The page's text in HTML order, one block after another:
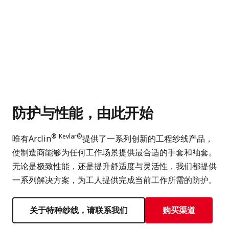
防护与性能，由此开始
唯有Arclin® Kevlar®提供了一系列创新的工程纱线产品，
使制造商能够为任何工作场景提供最合适的手套和袖套。
无论是极致性能，还是提升舒适度与灵活性，我们都提供
一系列解决方案，为工人提供完成当前工作所需的防护。
关于特种纱线，请联系我们 购买渠道